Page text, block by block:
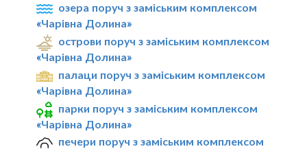
озера поруч з заміським комплексом
«Чарівна Долина»
острови поруч з заміським комплексом
«Чарівна Долина»
палаци поруч з заміським комплексом
«Чарівна Долина»
парки поруч з заміським комплексом
«Чарівна Долина»
печери поруч з заміським комплексом